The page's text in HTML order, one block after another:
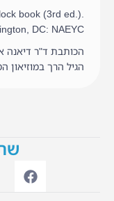
book (3rd ed.).
DC: NAEYC
הכותבת ד"ר דיאנה
הגיל הרך במוזיאון